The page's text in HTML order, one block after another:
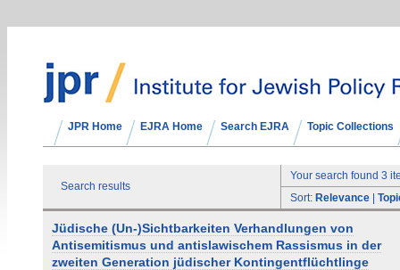
JPR Home EJRA Home Search EJRA Topic Collections
Search results
Your search found 3
Sort: Relevance
Jüdische (Un-)Sichtbarkeiten Verhandlungen von
Antisemitismus und antislawischem Rassismus in der
zweiten Generation jüdischer Kontingentflüchtlinge